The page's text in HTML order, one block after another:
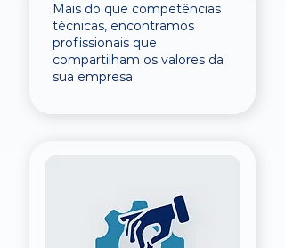
Mais do que competências
técnicas, encontramos
profissionais que
compartilham os valores da
sua empresa.